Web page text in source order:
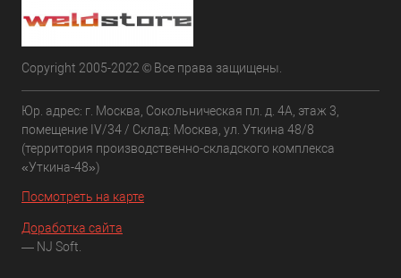
Copyright 2005-2022 © Все права защищены.
Юр. адрес: г. Москва, Сокольническая пл. д. 4А, этаж 3,
помещение IV/34 / Склад: Москва, ул. Уткина 48/8
(территория производственно-складского комплекса
«Уткина-48»)
Посмотреть на карте
Доработка сайта
— NJ Soft.